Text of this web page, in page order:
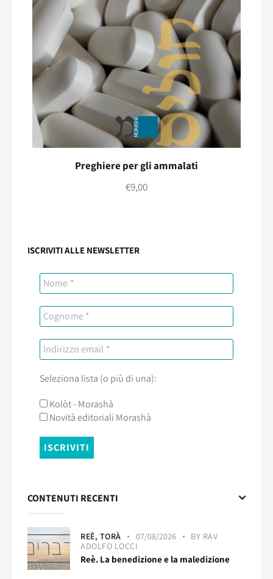
Preghiere per gli ammalati
€9,00
ISCRIVITI ALLE NEWSLETTER
Seleziona lista (o più di una):
Kolòt - Morashà
Novità editoriali Morashà
CONTENUTI RECENTI
REÈ, TORÀ 07/08/2026 BY RAV
ADOLFO LOCCI
Reè. La benedizione e la maledizione